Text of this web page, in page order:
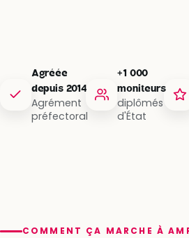
Agréée
depuis 2014
Agrément
préfectoral
+1 000
moniteurs
diplômés
d'État
COMMENT ÇA MARCHE À